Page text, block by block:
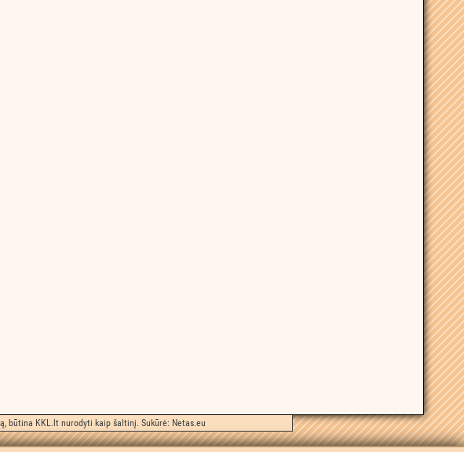
būtina KKL.lt nurodyti kaip šaltinį. Sukūrė: Netas.eu